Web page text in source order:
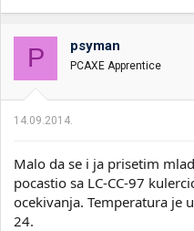
P psyman
PCAXE Apprentice
14.09.2014.
Malo da se i ja prisetim
pocastio sa LC-CC-97
ocekivanja. Temperatura je
24.